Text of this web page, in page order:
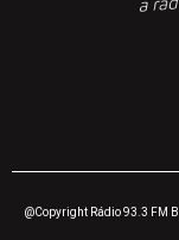
@Copyright Rádio 93.3 FM